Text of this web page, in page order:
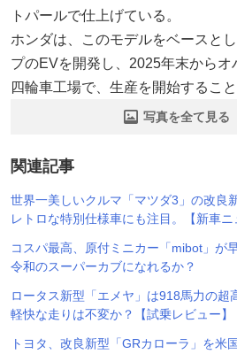
トパールで仕上げている。
ホンダは、このモデルをベースと
プのEVを開発し、2025年末から
四輪車工場で、生産を開始するこ
写真を全て見る
関連記事
世界一美しいクルマ「マツダ3」の改良
レトロな特別仕様車にも注目。【新車ニ
コスパ最高、原付ミニカー「mibot」が
令和のスーパーカブになれるか？
ロータス新型「エメヤ」は918馬力の超
軽快な走りは不変か？【試乗レビュー】
トヨタ、改良新型「GRカローラ」を米